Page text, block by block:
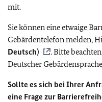
mit.
Sie können eine etwaige
Gebärdentelefon melden,
Deutsch)
. Bitte
Deutscher
Sollte es sich bei Ihrer
eine Frage zur